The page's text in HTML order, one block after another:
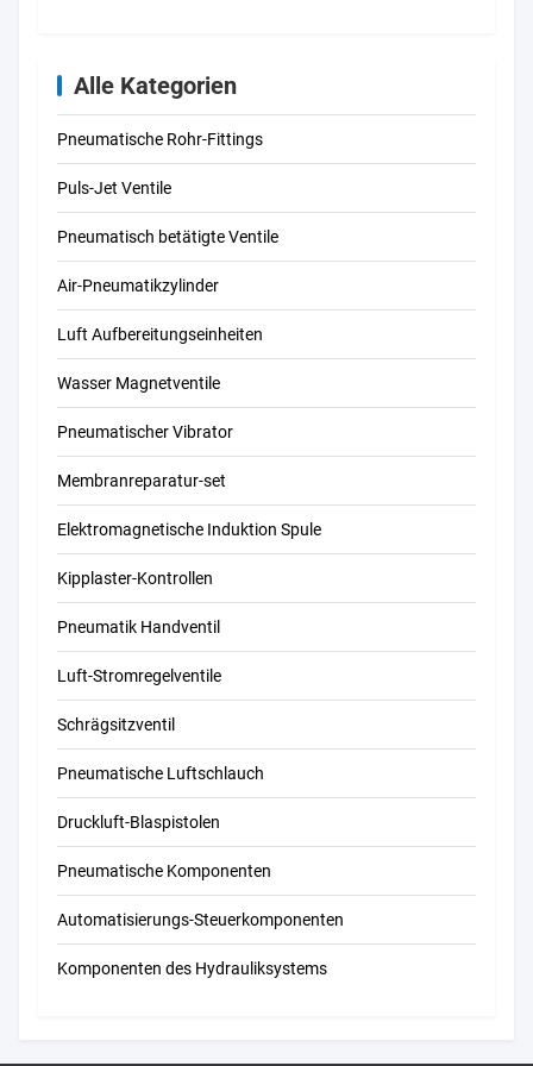
Alle Kategorien
Pneumatische Rohr-Fittings
Puls-Jet Ventile
Pneumatisch betätigte Ventile
Air-Pneumatikzylinder
Luft Aufbereitungseinheiten
Wasser Magnetventile
Pneumatischer Vibrator
Membranreparatur-set
Elektromagnetische Induktion Spule
Kipplaster-Kontrollen
Pneumatik Handventil
Luft-Stromregelventile
Schrägsitzventil
Pneumatische Luftschlauch
Druckluft-Blaspistolen
Pneumatische Komponenten
Automatisierungs-Steuerkomponenten
Komponenten des Hydrauliksystems